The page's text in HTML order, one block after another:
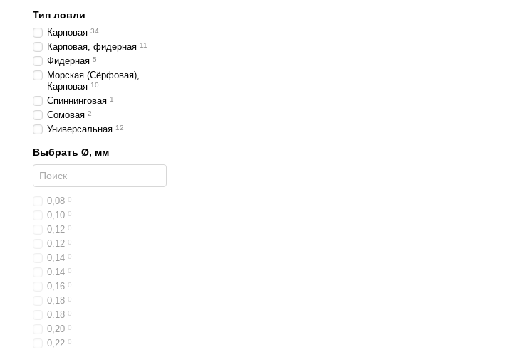
Тип ловли
Карповая 34
Карповая, фидерная 11
Фидерная 5
Морская (Сёрфовая),
Карповая 10
Спиннинговая 1
Сомовая 2
Универсальная 12
Выбрать Ø, мм
0,08 0
0,10 0
0,12 0
0.12 0
0,14 0
0.14 0
0,16 0
0,18 0
0.18 0
0,20 0
0,22 0